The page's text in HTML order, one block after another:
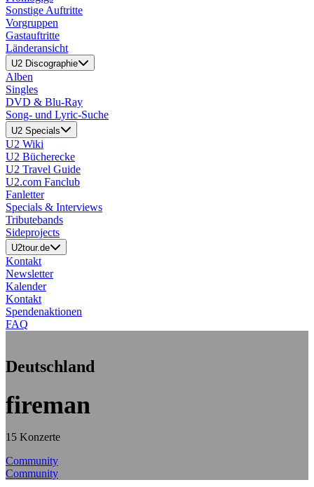
Sonstige Auftritte
Vorgruppen
Gastauftritte
Länderansicht
U2 Discographie
Alben
Singles
DVD & Blu-Ray
Song- und Lyric-Suche
U2 Specials
U2 Wiki
U2 Bücherecke
U2 Travel Guide
U2.com Fanclub
Fanletter
Specials & Interviews
Tributebands
Sideprojects
U2tour.de
Kontakt
Newsletter
Kalender
Kontakt
Spendenaktionen
FAQ
Deutschland
fireman
15 Konzerte
Community
Community